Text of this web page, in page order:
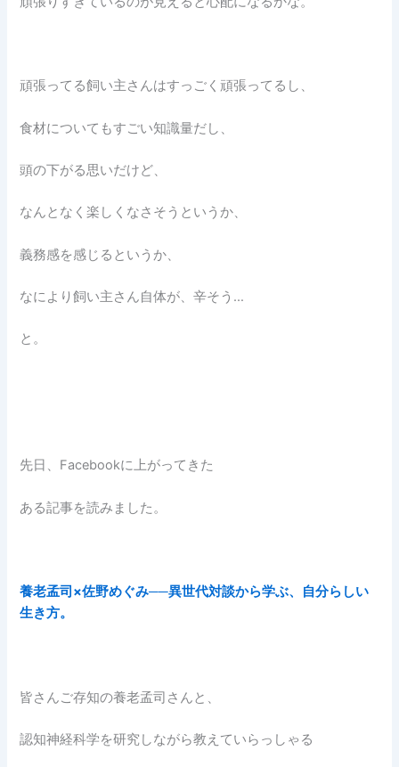
頑張ってる飼い主さんはすっごく頑張ってるし、
食材についてもすごい知識量だし、
頭の下がる思いだけど、
なんとなく楽しくなさそうというか、
義務感を感じるというか、
なにより飼い主さん自体が、辛そう…
と。
先日、Facebookに上がってきた
ある記事を読みました。
養老孟司×佐野めぐみ──異世代対談から学ぶ、自分らしい
生き方。
皆さんご存知の養老孟司さんと、
認知神経科学を研究しながら教えていらっしゃる